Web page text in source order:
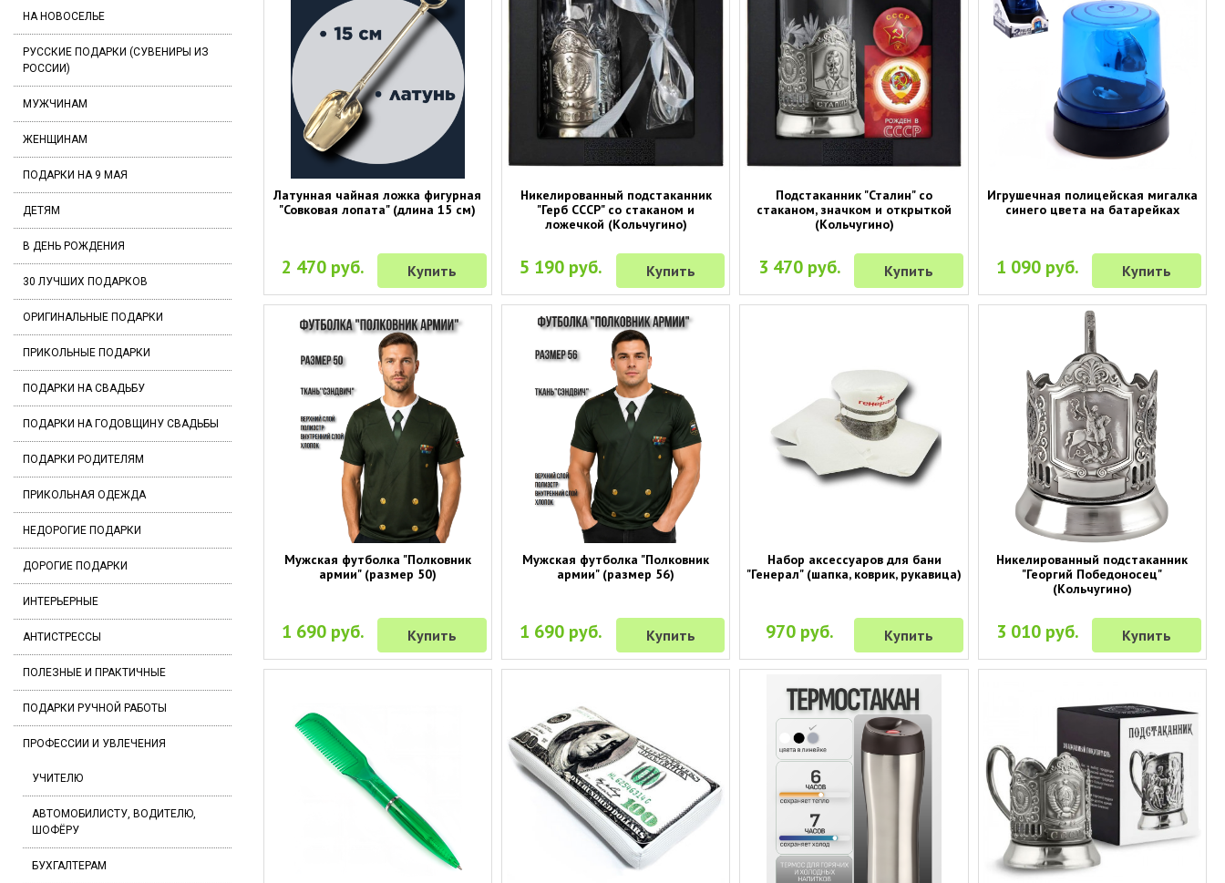
НА НОВОСЕЛЬЕ
РУССКИЕ ПОДАРКИ (СУВЕНИРЫ ИЗ
РОССИИ)
МУЖЧИНАМ
ЖЕНЩИНАМ
ПОДАРКИ НА 9 МАЯ
ДЕТЯМ
В ДЕНЬ РОЖДЕНИЯ
30 ЛУЧШИХ ПОДАРКОВ
ОРИГИНАЛЬНЫЕ ПОДАРКИ
ПРИКОЛЬНЫЕ ПОДАРКИ
ПОДАРКИ НА СВАДЬБУ
ПОДАРКИ НА ГОДОВЩИНУ СВАДЬБЫ
ПОДАРКИ РОДИТЕЛЯМ
ПРИКОЛЬНАЯ ОДЕЖДА
НЕДОРОГИЕ ПОДАРКИ
ДОРОГИЕ ПОДАРКИ
ИНТЕРЬЕРНЫЕ
АНТИСТРЕССЫ
ПОЛЕЗНЫЕ И ПРАКТИЧНЫЕ
ПОДАРКИ РУЧНОЙ РАБОТЫ
ПРОФЕССИИ И УВЛЕЧЕНИЯ
УЧИТЕЛЮ
АВТОМОБИЛИСТУ, ВОДИТЕЛЮ,
ШОФЁРУ
БУХГАЛТЕРАМ
Латунная чайная ложка фигурная
"Совковая лопата" (длина 15 см)
2 470 руб. Купить
Никелированный подстаканник
"Герб СССР" со стаканом и
ложечкой (Кольчугино)
5 190 руб. Купить
Подстаканник "Сталин" со
стаканом, значком и открыткой
(Кольчугино)
3 470 руб. Купить
Игрушечная полицейская мигалка
синего цвета на батарейках
1 090 руб. Купить
Мужская футболка "Полковник
армии" (размер 50)
1 690 руб. Купить
Мужская футболка "Полковник
армии" (размер 56)
1 690 руб. Купить
Набор аксессуаров для бани
"Генерал" (шапка, коврик, рукавица)
970 руб. Купить
Никелированный подстаканник
"Георгий Победоносец"
(Кольчугино)
3 010 руб. Купить